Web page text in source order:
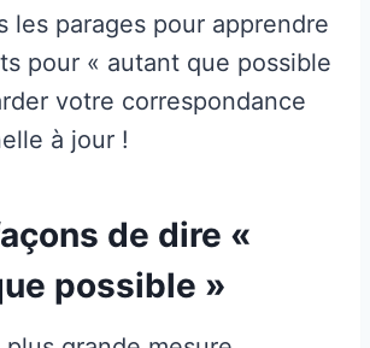
les parages pour apprendre
pour « autant que possible
votre correspondance
à jour !
de dire «
possible »